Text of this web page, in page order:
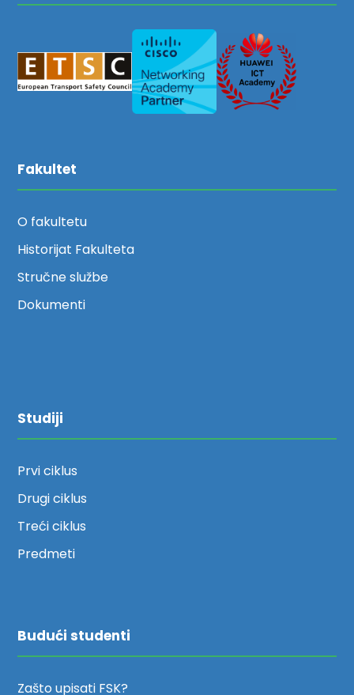
Fakultet
O fakultetu
Historijat Fakulteta
Stručne službe
Dokumenti
Studiji
Prvi ciklus
Drugi ciklus
Treći ciklus
Predmeti
Budući studenti
Zašto upisati FSK?